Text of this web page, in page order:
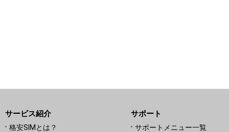
サービス紹介
格安SIMとは？
サポート
サポートメニュー一覧